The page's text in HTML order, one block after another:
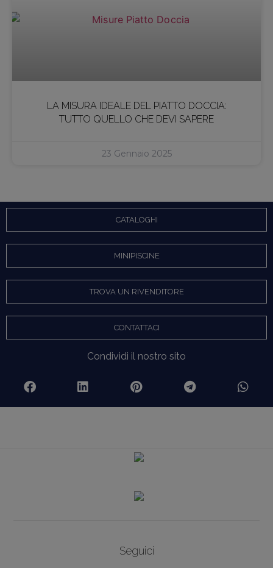
LA MISURA IDEALE DEL PIATTO DOCCIA:
TUTTO QUELLO CHE DEVI SAPERE
23 Gennaio 2025
CATALOGHI
MINIPISCINE
TROVA UN RIVENDITORE
CONTATTACI
Condividi il nostro sito
Seguici